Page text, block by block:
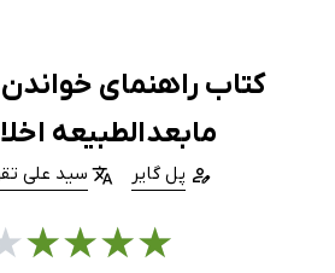
کتاب راهنمای خواندن
مابعدالطبیعه
پل گایر سید علی
★
★
★
★